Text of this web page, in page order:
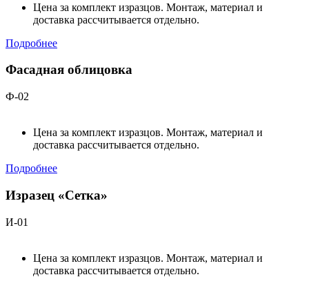
Цена за комплект изразцов. Монтаж, материал и
доставка рассчитывается отдельно.
Подробнее
Фасадная облицовка
Ф-02
Цена за комплект изразцов. Монтаж, материал и
доставка рассчитывается отдельно.
Подробнее
Изразец «Сетка»
И-01
Цена за комплект изразцов. Монтаж, материал и
доставка рассчитывается отдельно.